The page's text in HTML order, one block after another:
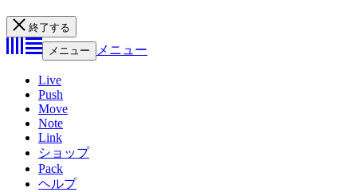
終了する
メニュー
メニュー
Live
Push
Move
Note
Link
ショップ
Pack
ヘルプ